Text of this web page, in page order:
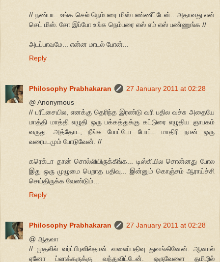
// நண்பா.. உங்க செல் நெம்பரை மிஸ் பண்ணீட்டேன்.. அதாவது என்
செட் மிஸ். சோ இப்போ உங்க நெம்பரை எஸ் எம் எஸ் பண்ணுங்க //
அடப்பாவமே... என்ன மாடல் போன்...
Reply
Philosophy Prabhakaran
27 January 2011 at 02:28
@ Anonymous
// பரீட்சையில, எனக்கு தெரிந்த இரண்டு வரி பதில வச்சு அதையே
மாத்தி மாத்தி எழுதி ஒரு பக்கத்துக்கு கட்டுரை எழுதிய ஞாபகம்
வருது. அத்தோட, நீங்க போட்டோ போட்ட மாதிரி நான் ஒரு
வரைபடமும் போடுவேன். //
கரெக்டா தான் சொல்லியிருக்கீங்க... டிஸ்கியில சொன்னது போல
இது ஒரு முழுமை பெறாத பதிவு... இன்னும் கொஞ்சம் ஆராய்ச்சி
செய்திருக்க வேண்டும்...
Reply
Philosophy Prabhakaran
27 January 2011 at 02:28
@ ஆதவா
// முதலில் வர்ட்பிரஸில்தான் வலைப்பதிவு துவங்கினேன். ஆனால்
ஏனோ ப்லாக்கருக்கு வந்துவிட்டேன். ஒருவேளை தமிழில்